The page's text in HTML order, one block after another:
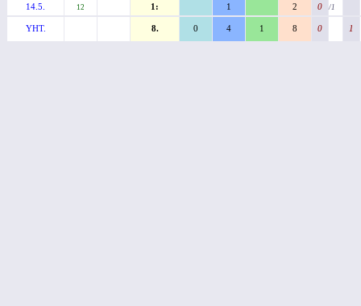
14.5.
12 1: 1 2 0 /1
YHT. 8. 0 4 1 8 0 1